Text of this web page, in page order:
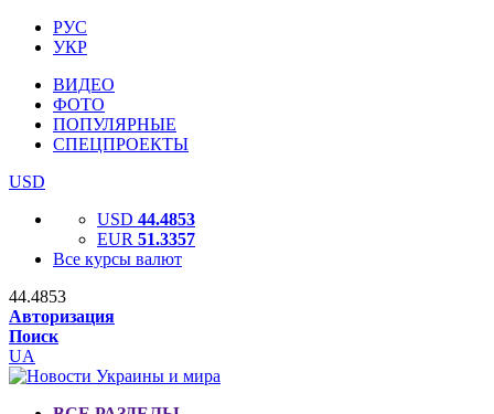
РУС
УКР
ВИДЕО
ФОТО
ПОПУЛЯРНЫЕ
СПЕЦПРОЕКТЫ
USD
USD 44.4853
EUR 51.3357
Все курсы валют
44.4853
Авторизация
Поиск
UA